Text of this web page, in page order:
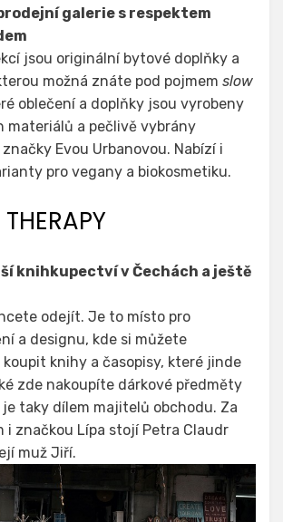
galerie s respektem
jsou originální bytové doplňky a
možná znáte pod pojmem slow
oblečení a doplňky jsou vyrobeny
materiálů a pečlivě vybrány
Evou Urbanovou. Nabízí i
pro vegany a biokosmetiku.
knihkupectví v Čechách a ještě
odejít. Je to místo pro
a designu, kde si můžete
knihy a časopisy, které jinde
zde nakoupíte dárkové předměty
je taky dílem majitelů obchodu. Za
i značkou Lípa stojí Petra Claudr
muž Jiří.